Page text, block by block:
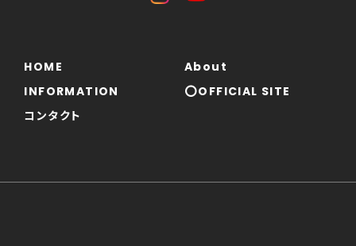
HOME
About
INFORMATION
⭕OFFICIAL SITE
コンタクト